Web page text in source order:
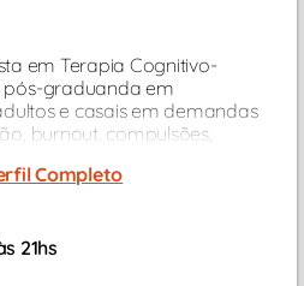
em Terapia Cognitivo-
graduanda em
e casais em demandas
burnout, compulsões,
Completo
21hs